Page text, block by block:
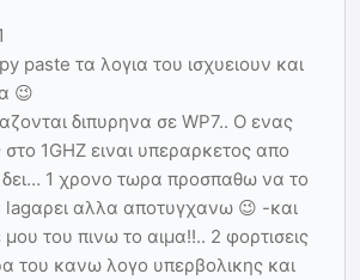
paste τα λογια του ισχυειουν και
😉
διπυρηνα σε WP7.. Ο ενας
1GHZ ειναι υπεραρκετος απο
1 χρονο τωρα προσπαθω να το
αλλα αποτυγχανω 😉 -και
μου του πινω το αιμα!!.. 2 φορτισεις
του κανω λογο υπερβολικης και